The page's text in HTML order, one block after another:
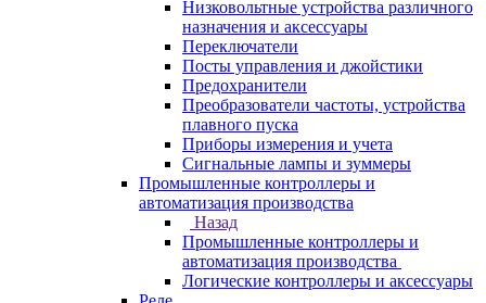
Низковольтные устройства различного
назначения и аксессуары
Переключатели
Посты управления и джойстики
Предохранители
Преобразователи частоты, устройства
плавного пуска
Приборы измерения и учета
Сигнальные лампы и зуммеры
Промышленные контроллеры и
автоматизация производства
Назад
Промышленные контроллеры и
автоматизация производства
Логические контроллеры и аксессуары